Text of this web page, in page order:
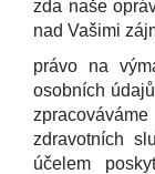
zda naše
nad Vašimi
právo na
osobních
zdravotních
účelem